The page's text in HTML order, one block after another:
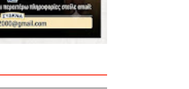
Κυριακή 14.6.26